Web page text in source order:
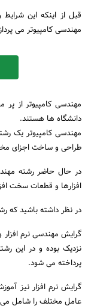
قبل از اینکه این
مهندسی کامپیوتر می
مهندسی کامپیوتر از
دانشگاه ها هستند.
مهندسی کامپیوتر یک
طراحی و ساخت اجزای
در حال حاضر رشته
افزارها و قطعات سخت
در نظر داشته باشید که
گرایش مهندسی نرم
نزدیک بوده و در این
پرداخته می شود.
گرایش نرم افزار نیز
عامل مختلف را شامل